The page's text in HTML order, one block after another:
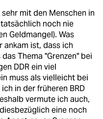
mit den Menschen in
noch nie
Geldmangel). Was
ankam ist, dass ich
Thema "Grenzen" bei
DDR ein viel
muss als vielleicht bei
in der früheren BRD
vermute ich auch,
eine noch